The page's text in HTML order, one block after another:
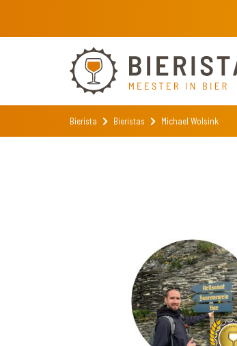
Bierista Bieristas Michael Wolsink